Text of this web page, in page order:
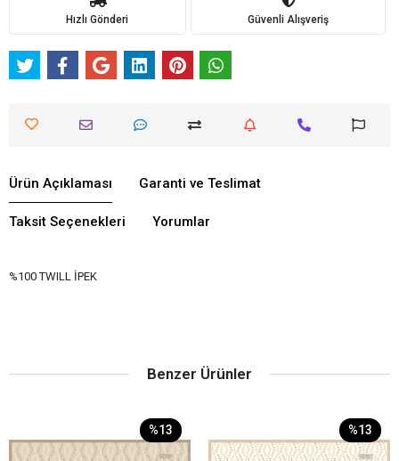
Hızlı Gönderi Güvenli Alışveriş
Ürün Açıklaması Garanti ve Teslimat
Taksit Seçenekleri Yorumlar
%100 TWILL İPEK
Benzer Ürünler
%13 %13